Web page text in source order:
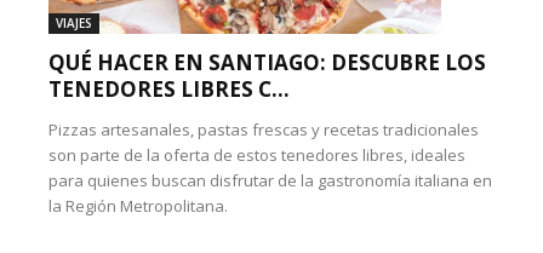
VIAJES
QUÉ HACER EN SANTIAGO: DESCUBRE LOS
TENEDORES LIBRES C...
Pizzas artesanales, pastas frescas y recetas tradicionales
son parte de la oferta de estos tenedores libres, ideales
para quienes buscan disfrutar de la gastronomía italiana en
la Región Metropolitana.